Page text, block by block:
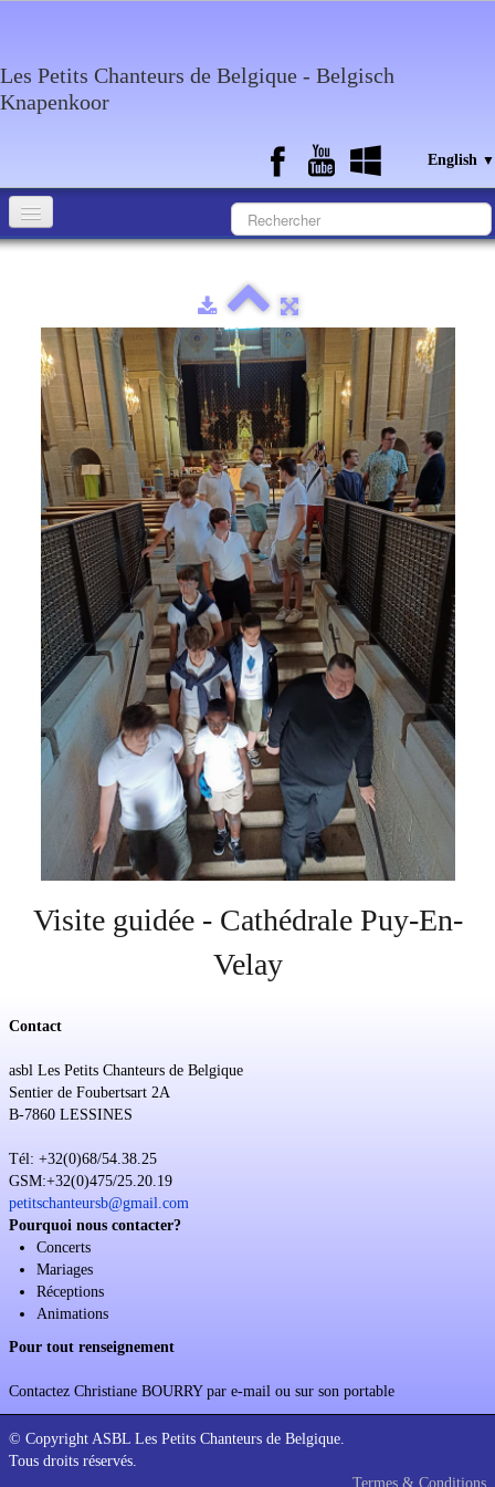
Les Petits Chanteurs de Belgique - Belgisch
Knapenkoor
English ▼
Media
Calendar
Discography
Contact
Soutien
Sponsoring
Events
Visite guidée - Cathédrale Puy-En-
Velay
Contact
asbl Les Petits Chanteurs de Belgique
Sentier de Foubertsart 2A
B-7860 LESSINES
Tél: +32(0)68/54.38.25
GSM:+32(0)475/25.20.19
petitschanteursb@gmail.com
Pourquoi nous contacter?
Concerts
Mariages
Réceptions
Animations
Pour tout renseignement
Contactez Christiane BOURRY par e-mail ou sur son portable
© Copyright ASBL Les Petits Chanteurs de Belgique.
Tous droits réservés.
Termes & Conditions